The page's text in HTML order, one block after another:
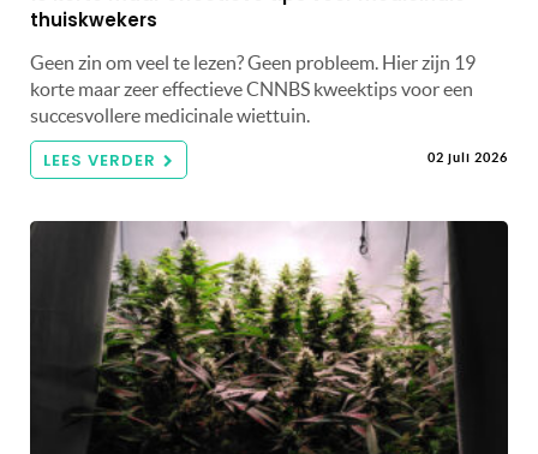
thuiskwekers
Geen zin om veel te lezen? Geen probleem. Hier zijn 19
korte maar zeer effectieve CNNBS kweektips voor een
succesvollere medicinale wiettuin.
LEES VERDER 02 juli 2026